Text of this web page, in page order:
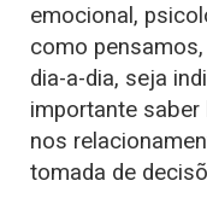
emocional,
como
dia-a-dia, seja
importante
nos
tomada de